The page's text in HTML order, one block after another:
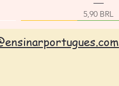
Precio
5,90 BRL